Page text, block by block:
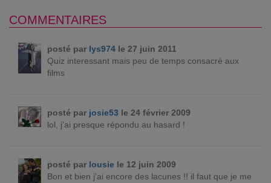
COMMENTAIRES
posté par lys974le 27 juin 2011
Quiz interessant mais peu de temps consacré aux
films
posté par josie53 le 24 février 2009
lol, j'ai presque répondu au hasard !
posté par lousiele 12 juin 2009
Bon et bien j'ai encore des lacunes !! il faut que je me